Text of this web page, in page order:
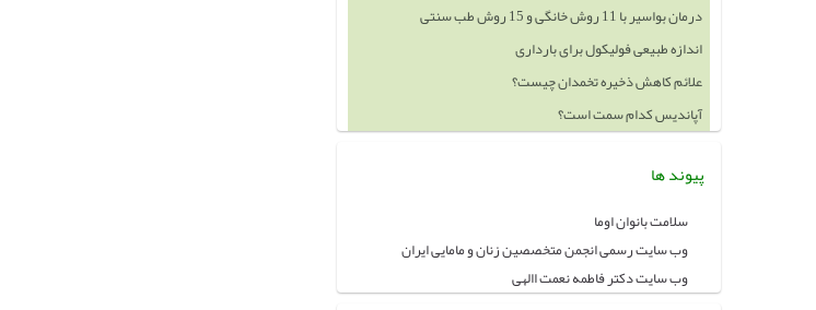
درمان بواسیر با 11 روش خانگی و 15 روش طب سنتی
اندازه طبیعی فولیکول برای بارداری
علائم کاهش ذخیره تخمدان چیست؟
آپاندیس کدام سمت است؟
پیوند ها
سلامت بانوان اوما
وب سایت رسمی انجمن متخصصین زنان و مامایی ایران
وب سایت دکتر فاطمه نعمت االهی